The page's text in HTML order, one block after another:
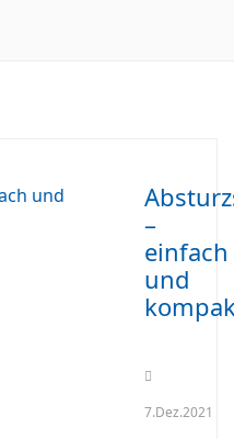
–
einfach
und
7.Dez.2021